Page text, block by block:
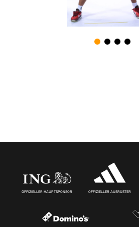
OFFIZIELLER HAUPTSPONSOR OFFIZIELLER AUSRÜSTER